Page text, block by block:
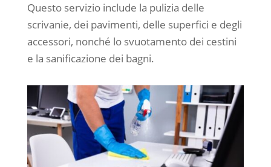
Questo servizio include la pulizia delle
scrivanie, dei pavimenti, delle superfici e degli
accessori, nonché lo svuotamento dei cestini
e la sanificazione dei bagni.